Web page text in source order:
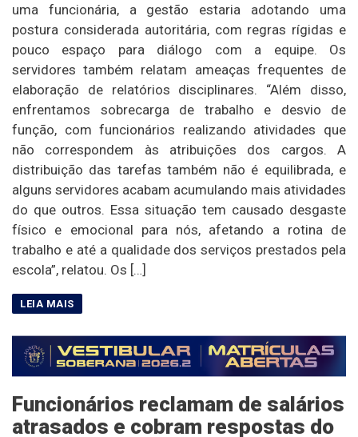
uma funcionária, a gestão estaria adotando uma
postura considerada autoritária, com regras rígidas e
pouco espaço para diálogo com a equipe. Os
servidores também relatam ameaças frequentes de
elaboração de relatórios disciplinares. “Além disso,
enfrentamos sobrecarga de trabalho e desvio de
função, com funcionários realizando atividades que
não correspondem às atribuições dos cargos. A
distribuição das tarefas também não é equilibrada, e
alguns servidores acabam acumulando mais atividades
do que outros. Essa situação tem causado desgaste
físico e emocional para nós, afetando a rotina de
trabalho e até a qualidade dos serviços prestados pela
escola”, relatou. Os […]
Funcionários reclamam de salários
atrasados e cobram respostas do